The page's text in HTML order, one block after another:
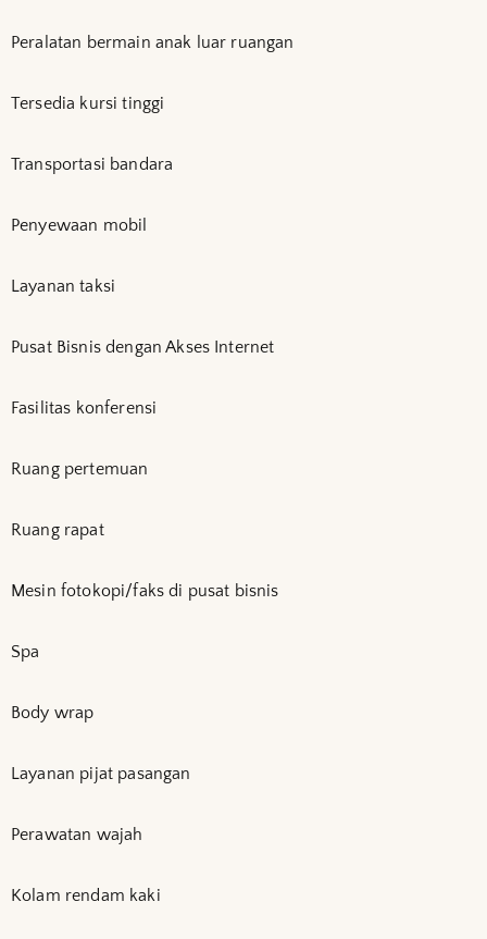
Peralatan bermain anak luar ruangan
Tersedia kursi tinggi
Transportasi bandara
Penyewaan mobil
Layanan taksi
Pusat Bisnis dengan Akses Internet
Fasilitas konferensi
Ruang pertemuan
Ruang rapat
Mesin fotokopi/faks di pusat bisnis
Spa
Body wrap
Layanan pijat pasangan
Perawatan wajah
Kolam rendam kaki